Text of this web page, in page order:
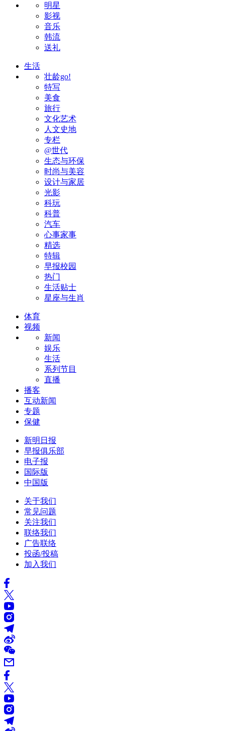
明星
影视
音乐
韩流
送礼
生活
壮龄go!
特写
美食
旅行
文化艺术
人文史地
专栏
@世代
生态与环保
时尚与美容
设计与家居
光影
科玩
科普
汽车
心事家事
精选
特辑
早报校园
热门
生活贴士
星座与生肖
体育
视频
新闻
娱乐
生活
系列节目
直播
播客
互动新闻
专题
保健
新明日报
早报俱乐部
电子报
国际版
中国版
关于我们
常见问题
关注我们
联络我们
广告联络
投函/投稿
加入我们